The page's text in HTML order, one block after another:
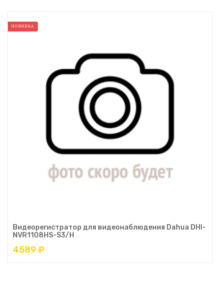
НОВИНКА
Видеорегистратор для видеонаблюдения Dahua DHI-
NVR1108HS-S3/H
4589 ₽